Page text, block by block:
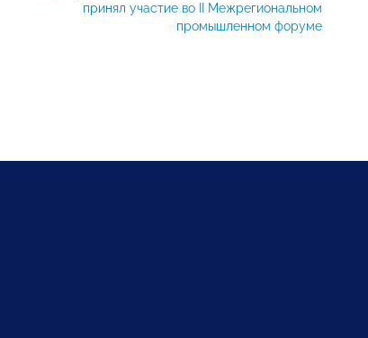
принял участие во II Межрегиональном
промышленном форуме